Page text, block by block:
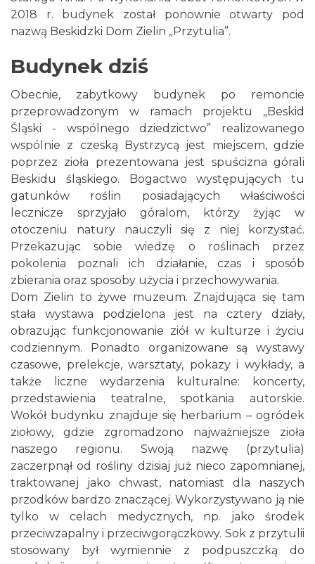
2018 r. budynek został ponownie otwarty pod
nazwą Beskidzki Dom Zielin „Przytulia”.
Budynek dziś
Obecnie, zabytkowy budynek po remoncie
przeprowadzonym w ramach projektu „Beskid
Śląski - wspólnego dziedzictwo” realizowanego
wspólnie z czeską Bystrzycą jest miejscem, gdzie
poprzez zioła prezentowana jest spuścizna górali
Beskidu śląskiego. Bogactwo występujących tu
gatunków roślin posiadających właściwości
lecznicze sprzyjało góralom, którzy żyjąc w
otoczeniu natury nauczyli się z niej korzystać.
Przekazując sobie wiedzę o roślinach przez
pokolenia poznali ich działanie, czas i sposób
zbierania oraz sposoby użycia i przechowywania.
Dom Zielin to żywe muzeum. Znajdująca się tam
stała wystawa podzielona jest na cztery działy,
obrazując funkcjonowanie ziół w kulturze i życiu
codziennym. Ponadto organizowane są wystawy
czasowe, prelekcje, warsztaty, pokazy i wykłady, a
także liczne wydarzenia kulturalne: koncerty,
przedstawienia teatralne, spotkania autorskie.
Wokół budynku znajduje się herbarium – ogródek
ziołowy, gdzie zgromadzono najważniejsze zioła
naszego regionu. Swoją nazwę (przytulia)
zaczerpnął od rośliny dzisiaj już nieco zapomnianej,
traktowanej jako chwast, natomiast dla naszych
przodków bardzo znaczącej. Wykorzystywano ją nie
tylko w celach medycznych, np. jako środek
przeciwzapalny i przeciwgorączkowy. Sok z przytulii
stosowany był wymiennie z podpuszczką do